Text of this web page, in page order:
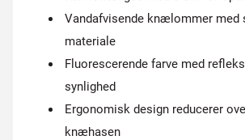
Vandafvisende knælommer
materiale
Fluorescerende farve med
synlighed
Ergonomisk design reducerer
knæhasen